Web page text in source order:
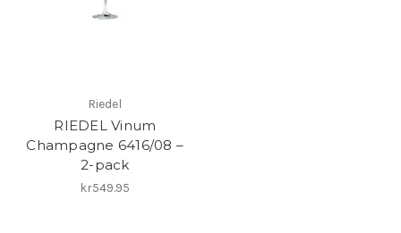
Riedel
RIEDEL Vinum
Champagne 6416/08 –
2-pack
kr549.95